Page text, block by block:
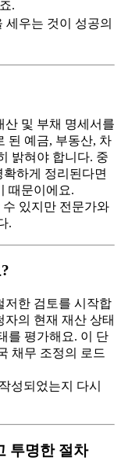
.
세우는 것이 성공의
산 및 부채 명세서를
된 예금, 부동산, 차
밝혀야 합니다. 중
확하게 정리된다면
때문이에요.
있지만 전문가와
.
저한 검토를 시작합
의 현재 재산 상태
를 평가해요. 이 단
채무 조정의 로드
성되었는지 다시
투명한 절차